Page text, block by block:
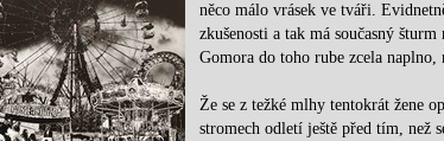
něco málo vrásek ve tváři.
zkušenosti a tak má současný
Gomora do toho rube zcela
Že se z težké mlhy tentokrát žene
stromech odletí ještě před tím, než